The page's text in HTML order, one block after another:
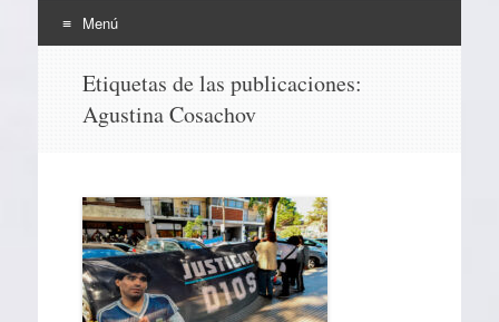
Menú
contenido
Etiquetas de las publicaciones:
Agustina Cosachov